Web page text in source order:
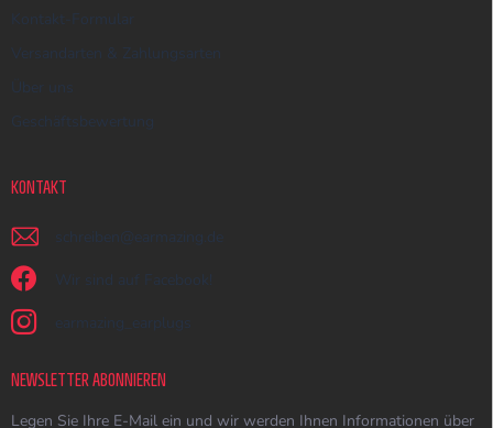
Kontakt-Formular
Versandarten & Zahlungsarten
Über uns
Geschäftsbewertung
KONTAKT
schreiben @ earmazing.de
Wir sind auf Facebook!
earmazing_earplugs
NEWSLETTER ABONNIEREN
Legen Sie Ihre E-Mail ein und wir werden Ihnen Informationen über